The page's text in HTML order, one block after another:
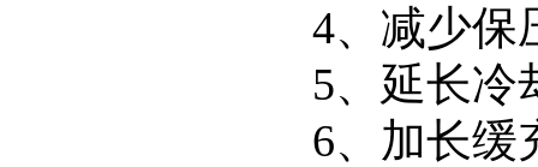
4、减少保
5、延长冷
6、加长缓